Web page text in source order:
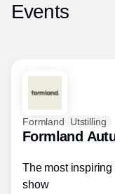
Events
Formland Utstilling
Formland
The most
show